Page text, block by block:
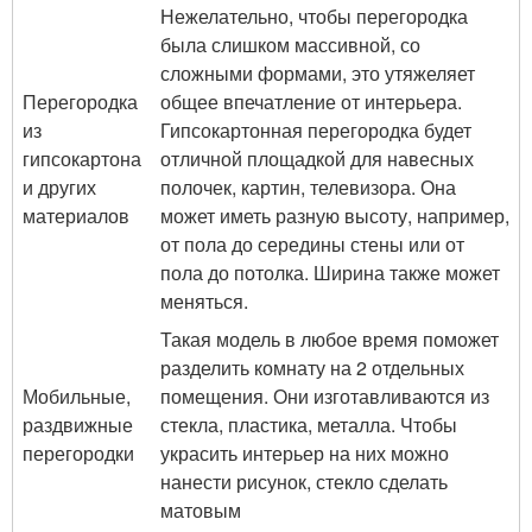
Перегородка
из
гипсокартона
и других
материалов
Нежелательно, чтобы перегородка
была слишком массивной, со
сложными формами, это утяжеляет
общее впечатление от интерьера.
Гипсокартонная перегородка будет
отличной площадкой для навесных
полочек, картин, телевизора. Она
может иметь разную высоту, например,
от пола до середины стены или от
пола до потолка. Ширина также может
меняться.
Мобильные,
раздвижные
перегородки
Такая модель в любое время поможет
разделить комнату на 2 отдельных
помещения. Они изготавливаются из
стекла, пластика, металла. Чтобы
украсить интерьер на них можно
нанести рисунок, стекло сделать
матовым